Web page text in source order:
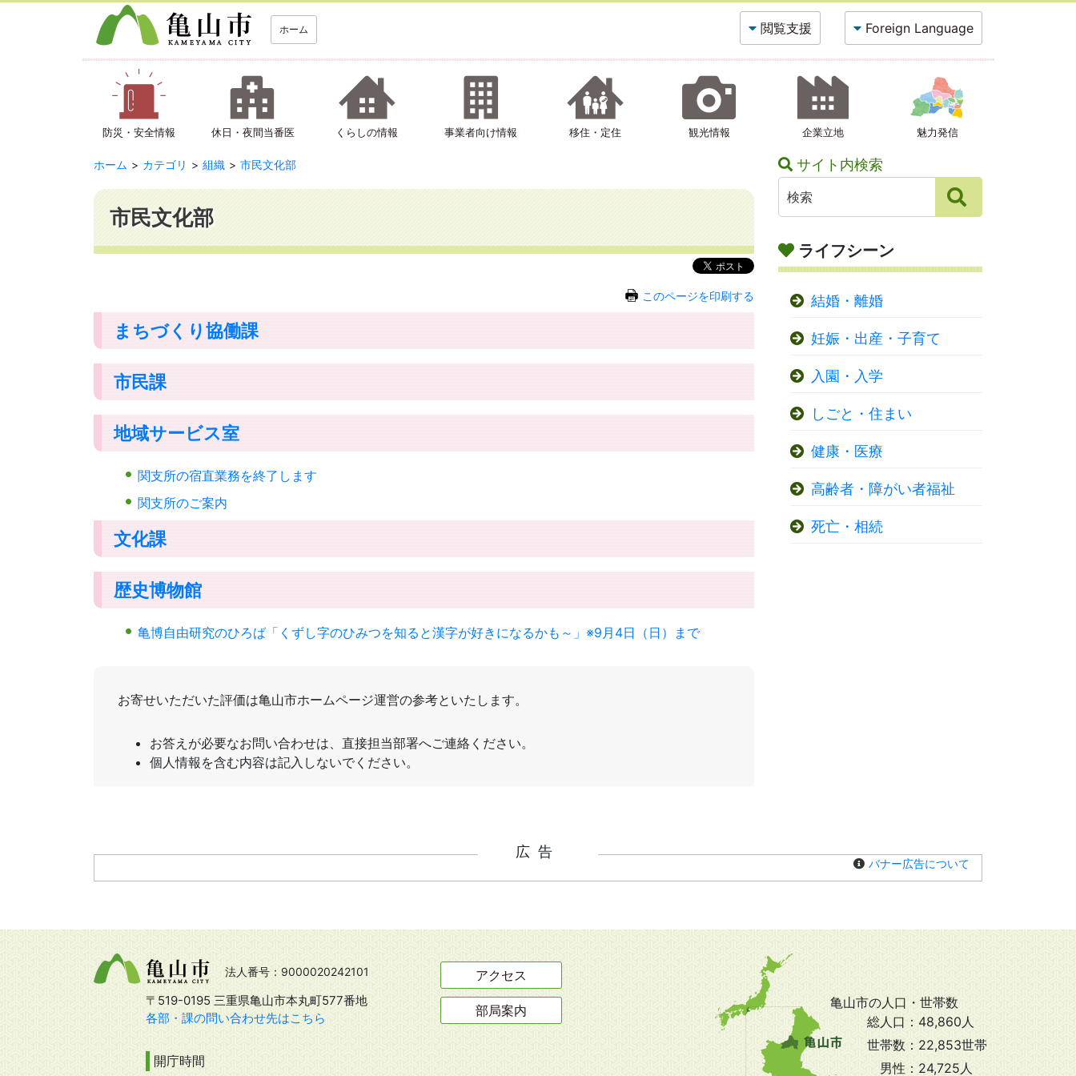
ホーム 閲覧支援 Foreign Language
防災・安全情報 休日・夜間当番医 くらしの情報 事業者向け情報 移住・定住 観光情報 企業立地 魅力発信
ホーム カテゴリ 組織 市民文化部
市民文化部
このページを印刷する
まちづくり協働課
市民課
地域サービス室
関支所の宿直業務を終了します
関支所のご案内
文化課
歴史博物館
亀博自由研究のひろば「くずし字のひみつを知ると漢字が好きになるかも～」※9月4日（日）まで
サイト内検索
ライフシーン
結婚・離婚
妊娠・出産・子育て
入園・入学
しごと・住まい
健康・医療
高齢者・障がい者福祉
死亡・相続
広告
バナー広告について
法人番号：9000020242101
〒519-0195 三重県亀山市本丸町577番地
各部・課の問い合わせ先はこちら
アクセス
部局案内
開庁時間
亀山市の人口・世帯数
総人口： 48,860人
世帯数： 22,853世帯
男性： 24,725人